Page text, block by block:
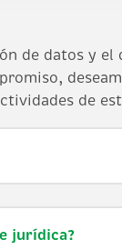
de datos y el
de
jurídica?